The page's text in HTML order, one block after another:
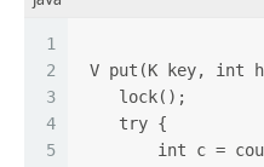
1
2
3
4
5
V put(K key, int
    lock();
    try {
int c =